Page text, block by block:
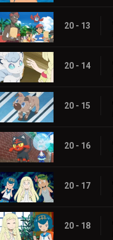
20 - 13
20 - 14
20 - 15
20 - 16
20 - 17
20 - 18